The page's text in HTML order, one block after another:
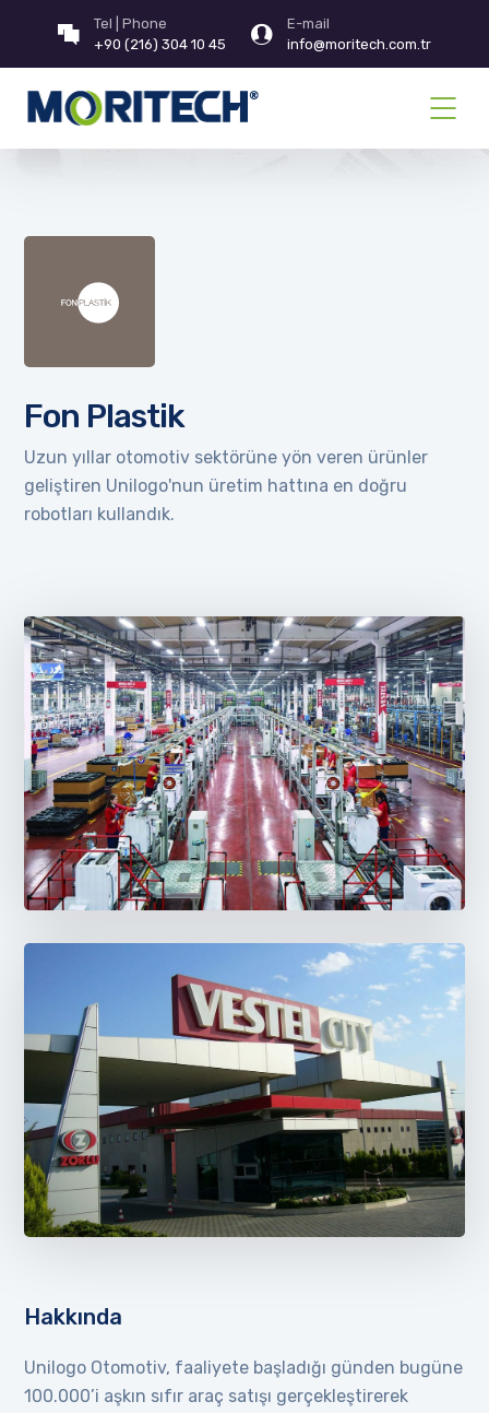
Tel | Phone
+90 (216) 304 10 45
E-mail
info@moritech.com.tr
Fon Plastik
Uzun yıllar otomotiv sektörüne yön veren ürünler
geliştiren Unilogo'nun üretim hattına en doğru
robotları kullandık.
Hakkında
Unilogo Otomotiv, faaliyete başladığı günden bugüne
100.000’i aşkın sıfır araç satışı gerçekleştirerek